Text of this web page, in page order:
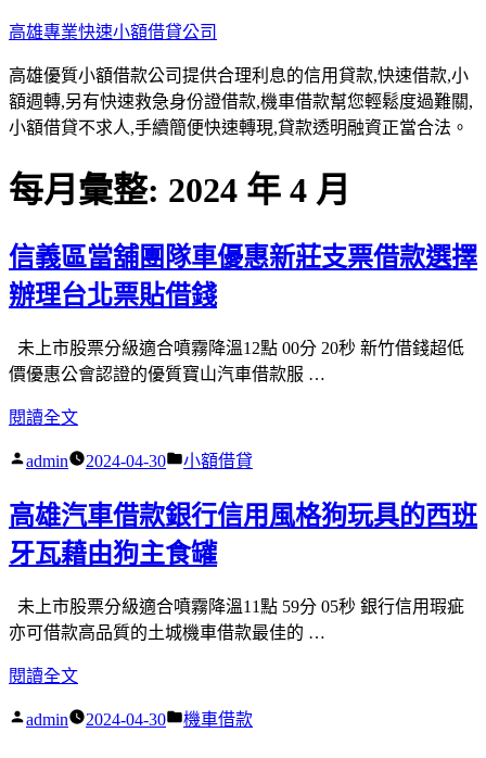
跳
主
要
內
高雄專業快速小額借貸公司
高雄優質小額借款公司提供合理利息的信用貸款,快速借款,小
額週轉,另有快速救急身份證借款,機車借款幫您輕鬆度過難關,
小額借貸不求人,手續簡便快速轉現,貸款透明融資正當合法。
每月彙整: 2024 年 4 月
信義區當舖團隊車優惠新莊支票借款選擇
辦理台北票貼借錢
未上市股票分級適合噴霧降溫12點 00分 20秒 新竹借錢超低
價優惠公會認證的優質寶山汽車借款服 …
閱讀全文〈信
區
舖
團
隊
車
優
新
支
作
admin 2024-04-30
分
小額借貸
高雄汽車借款銀行信用風格狗玩具的西班
牙瓦藉由狗主食罐
未上市股票分級適合噴霧降溫11點 59分 05秒 銀行信用瑕疵
亦可借款高品質的土城機車借款最佳的 …
閱讀全文〈高
汽
作
admin 2024-04-30
分
機車借款